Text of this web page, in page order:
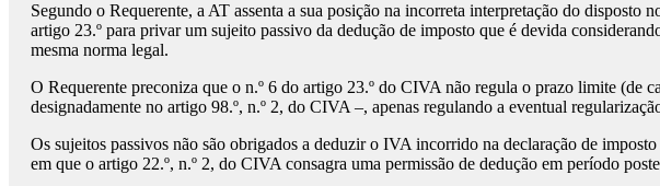
Segundo o Requerente, a AT assenta a sua posição na incorreta interpretação do
artigo 23.º para privar um sujeito passivo da dedução de imposto que é devida
mesma norma legal.
O Requerente preconiza que o n.º 6 do artigo 23.º do CIVA não regula o prazo limite (de
designadamente no artigo 98.º, n.º 2, do CIVA –, apenas regulando a eventual
Os sujeitos passivos não são obrigados a deduzir o IVA incorrido na declaração de
em que o artigo 22.º, n.º 2, do CIVA consagra uma permissão de dedução em período